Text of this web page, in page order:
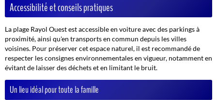
Accessibilité et conseils pratiques
La plage Rayol Ouest est accessible en voiture avec des parkings à
proximité, ainsi qu'en transports en commun depuis les villes
voisines. Pour préserver cet espace naturel, il est recommandé de
respecter les consignes environnementales en vigueur, notamment en
évitant de laisser des déchets et en limitant le bruit.
Un lieu idéal pour toute la famille